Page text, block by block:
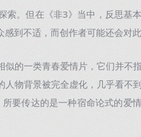
。但在《非3》当中，反思基本
到不适，而创作者可能还会对此
的一类青春爱情片，它们并不
物背景被完全虚化，几乎看不
要传达的是一种宿命论式的爱